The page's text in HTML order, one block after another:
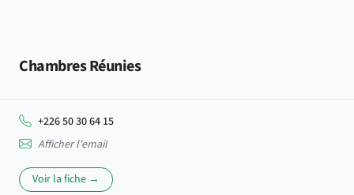
Chambres Réunies
+226 50 30 64 15
Afficher l'email
Voir la fiche →